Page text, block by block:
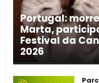
Portugal:
Marta,
Festival da
2026